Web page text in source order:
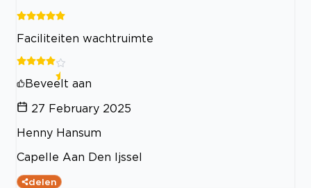
Faciliteiten wachtruimte
Beveelt aan
27 February 2025
Henny Hansum
Capelle Aan Den Ijssel
delen